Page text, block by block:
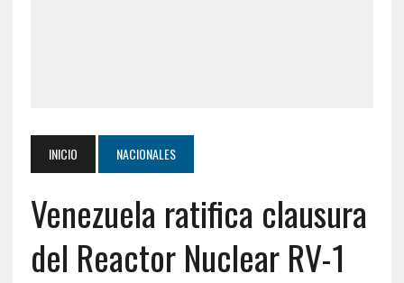
INICIO NACIONALES
Venezuela ratifica clausura
del Reactor Nuclear RV-1